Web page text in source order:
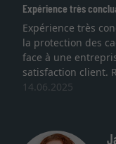
Expérience très
Expérience très
la protection des
face à une
satisfaction client.
14.06.2025